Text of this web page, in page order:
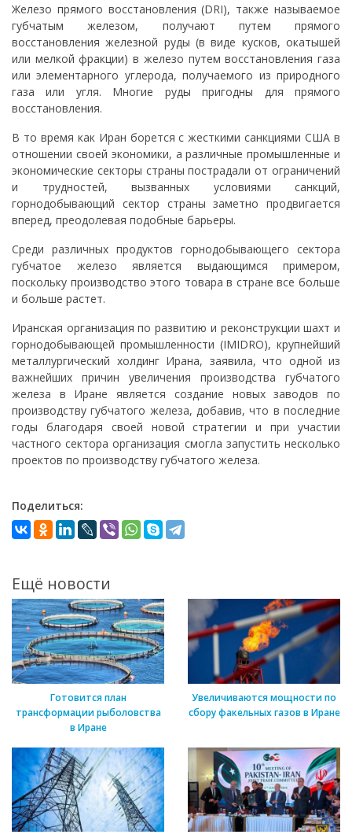
Железо прямого восстановления (DRI), также называемое
губчатым железом, получают путем прямого
восстановления железной руды (в виде кусков, окатышей
или мелкой фракции) в железо путем восстановления газа
или элементарного углерода, получаемого из природного
газа или угля. Многие руды пригодны для прямого
восстановления.
В то время как Иран борется с жесткими санкциями США в
отношении своей экономики, а различные промышленные и
экономические секторы страны пострадали от ограничений
и трудностей, вызванных условиями санкций,
горнодобывающий сектор страны заметно продвигается
вперед, преодолевая подобные барьеры.
Среди различных продуктов горнодобывающего сектора
губчатое железо является выдающимся примером,
поскольку производство этого товара в стране все больше
и больше растет.
Иранская организация по развитию и реконструкции шахт и
горнодобывающей промышленности (IMIDRO), крупнейший
металлургический холдинг Ирана, заявила, что одной из
важнейших причин увеличения производства губчатого
железа в Иране является создание новых заводов по
производству губчатого железа, добавив, что в последние
годы благодаря своей новой стратегии и при участии
частного сектора организация смогла запустить несколько
проектов по производству губчатого железа.
Поделиться:
Ещё новости
Готовится план
трансформации рыболовства
в Иране
Увеличиваются мощности по
сбору факельных газов в Иране